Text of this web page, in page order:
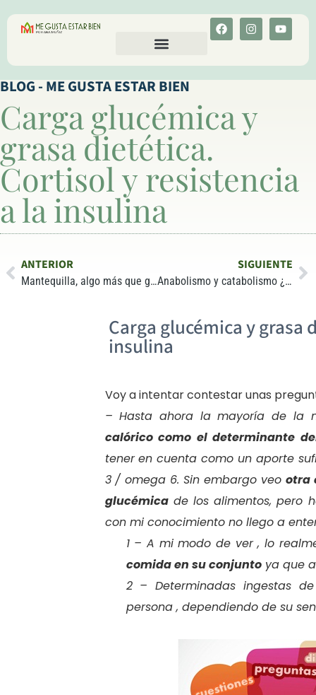
BLOG - ME GUSTA ESTAR BIEN
Carga glucémica y
grasa dietética.
Cortisol y resistencia
a la insulina
ANTERIOR
Mantequilla, algo más que grasa y calorías
SIGUIENTE
Anabolismo y catabolismo ¿por qué engordamos?
Carga glucémica y
insulina
Voy a intentar contestar unas
– Hasta ahora la mayoría de la
calórico como el determinante
tener en cuenta como un aporte
3 / omega 6. Sin embargo veootra
glucémicade los alimentos, pero
con mi conocimiento no llego a
1 – A mi modo de ver , lo
comida en su conjuntoya que
2 – Determinadas ingestas
persona , dependiendo de su